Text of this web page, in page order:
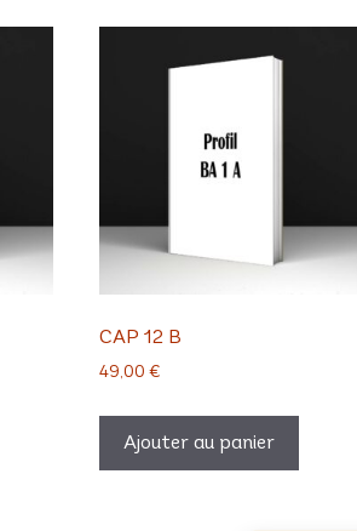
CAP 12 B
49,00€
Ajouter au panier